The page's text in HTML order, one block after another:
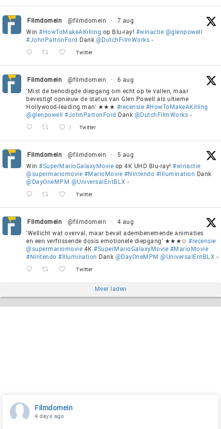
Filmdomein @filmdomein ·
7 aug
Win #HowToMakeAKilling op Blu-ray! #winactie @glenpowell
#JohnPattonFord Dank @DutchFilmWorks -
Twitter
Filmdomein @filmdomein ·
6 aug
'Mist de benodigde diepgang om echt op te vallen, maar
bevestigt opnieuw de status van Glen Powell als ultieme
Hollywood-leading man' ★★★ #recensie #HowToMakeAKilling
@glenpowell #JohnPattonFord Dank @DutchFilmWorks -
1 Twitter
Filmdomein @filmdomein ·
5 aug
Win #SuperMarioGalaxyMovie op 4K UHD Blu-ray! #winactie
@supermariomovie #MarioMovie #Nintendo #Illumination Dank
@DayOneMPM @UniversalEntBLX -
Twitter
Filmdomein @filmdomein ·
4 aug
'Wellicht wat overval, maar bevat adembenemende animaties
en een verfrissende dosis emotionele diepgang' ★★★✩ #recensie
@supermariomovie 4K #SuperMarioGalaxyMovie #MarioMovie
#Nintendo #Illumination Dank @DayOneMPM @UniversalEntBLX -
Twitter
Meer laden
Filmdomein
4 days ago